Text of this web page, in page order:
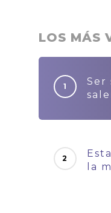
LOS MÁS
Ser
la